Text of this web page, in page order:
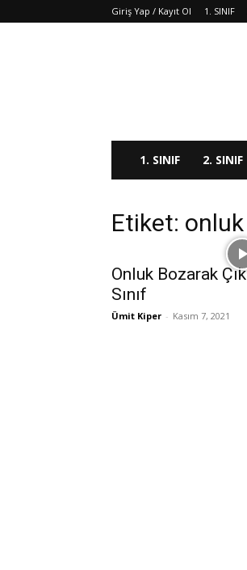
Giriş Yap / Kayıt Ol 1. SINIF
1. SINIF 2. SINIF
Etiket: onluk
Onluk Bozarak
Sınıf
Ümit Kiper - Kasım 7, 2021